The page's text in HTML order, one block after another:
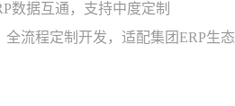
数据互通，支持中度定制
流程定制开发，适配集团ERP生态